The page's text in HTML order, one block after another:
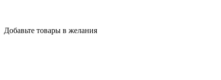
Добавьте товары в желания